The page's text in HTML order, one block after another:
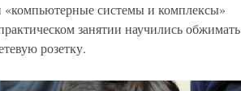
«компьютерные системы и комплексы»
занятии научились обжимать
розетку.